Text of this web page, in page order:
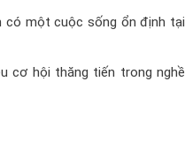
có một cuộc sống ổn định tại
cơ hội thăng tiến trong nghề